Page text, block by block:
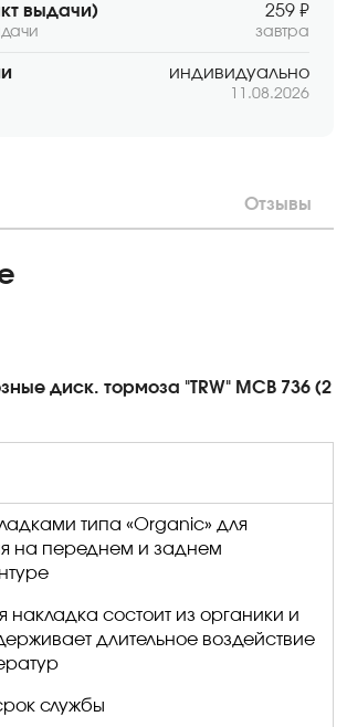
выдачи) 259 ₽
завтра
индивидуально
11.08.2026
Отзывы
диск. тормоза "TRW" MCB 736 (2
типа «Organic» для
на переднем и заднем
накладка состоит из органики и
длительное воздействие
службы